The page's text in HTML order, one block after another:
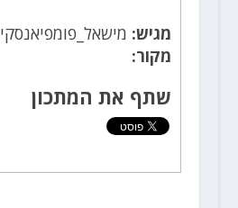
מגיש: מישאל_פומפיאנסקי
מקור:
שתף את המתכון